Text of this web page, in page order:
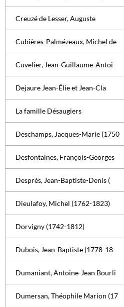
Creuzé de Lesser, Auguste
Cubières-Palmézeaux, Michel de
Cuvelier, Jean-Guillaume-Antoi
Dejaure Jean-Élie et Jean-Cla
La famille Désaugiers
Deschamps, Jacques-Marie (1750
Desfontaines, François-Georges
Desprès, Jean-Baptiste-Denis (
Dieulafoy, Michel (1762-1823)
Dorvigny (1742-1812)
Dubois, Jean-Baptiste (1778-18
Dumaniant, Antoine-Jean Bourli
Dumersan, Théophile Marion (17